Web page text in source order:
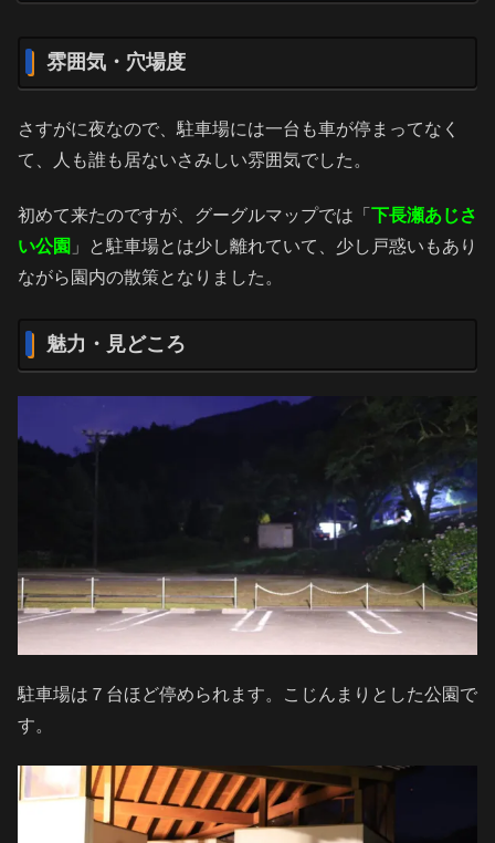
雰囲気・穴場度
さすがに夜なので、駐車場には一台も車が停まってなく
て、人も誰も居ないさみしい雰囲気でした。
初めて来たのですが、グーグルマップでは「 下長瀬あじさ
い公園 」と駐車場とは少し離れていて、少し戸惑いもあり
ながら園内の散策となりました。
魅力・見どころ
駐車場は７台ほど停められます。こじんまりとした公園で
す。